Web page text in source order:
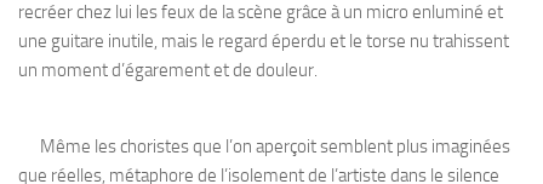
recréer chez lui les feux de la scène grâce à un micro enluminé et
une guitare inutile, mais le regard éperdu et le torse nu trahissent
un moment d’égarement et de douleur.
Même les choristes que l’on aperçoit semblent plus imaginées
que réelles, métaphore de l’isolement de l’artiste dans le silence